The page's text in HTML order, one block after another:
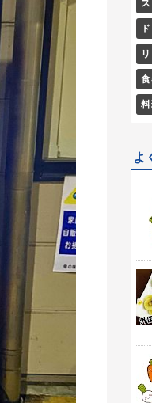
よ